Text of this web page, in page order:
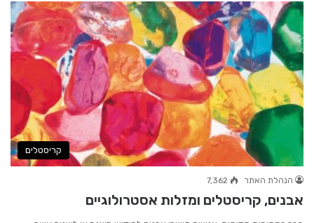
קריסטלים
הנהלת האתר 7,362
אבנים, קריסטלים ומזלות אסטרולוגיים